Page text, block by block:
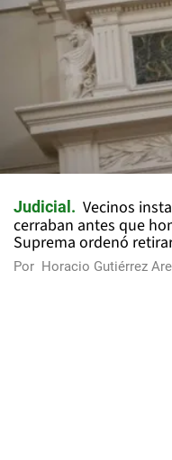
Judicial
Vecinos
cerraban antes que
Suprema ordenó
Por Horacio Gutiérrez